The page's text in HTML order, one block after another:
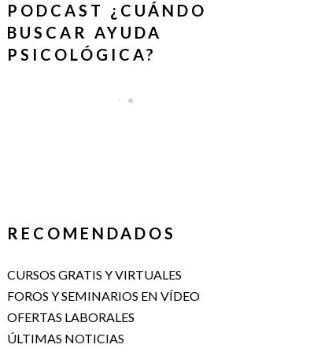
PODCAST ¿CUÁNDO
BUSCAR AYUDA
PSICOLÓGICA?
RECOMENDADOS
CURSOS GRATIS Y VIRTUALES
FOROS Y SEMINARIOS EN VÍDEO
OFERTAS LABORALES
ÚLTIMAS NOTICIAS